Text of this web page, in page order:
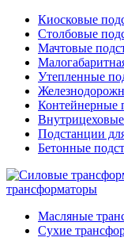
Киосковые
Столбовые
Мачтовые
Утепленные
Подстанции
Бетонные
трансформаторы
Масляные
Сухие